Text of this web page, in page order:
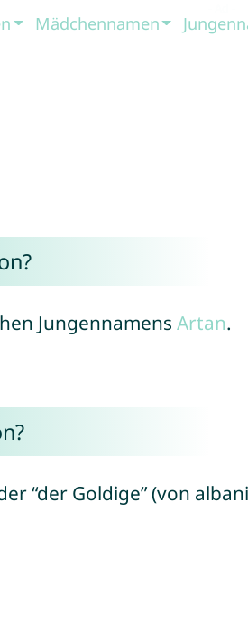
Mädchennamen
Jungennamens Artan.
“der Goldige” (von